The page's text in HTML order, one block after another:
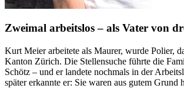
Zweimal arbeitslos – als Vater von
Kurt Meier arbeitete als Maurer, wurde Polier,
Kanton Zürich. Die Stellensuche führte die
Schötz – und er landete nochmals in der
später erkannte er: Sie waren aus gutem Grund